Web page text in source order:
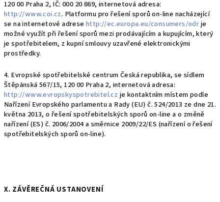
120 00 Praha 2, IČ: 000 20 869, internetová adresa:
http://www.coi.cz. Platformu pro řešení sporů on-line nacházející
se na internetové adresehttp://ec.europa.eu/consumers/odrje
možné využít při řešení sporů mezi prodávajícím a kupujícím, který
je spotřebitelem, z kupní smlouvy uzavřené elektronickými
prostředky.
4. Evropské spotřebitelské centrum Česká republika, se sídlem
Štěpánská 567/15, 120 00 Praha 2, internetová adresa:
http://www.evropskyspotrebitel.cz je kontaktním místem podle
Nařízení Evropského parlamentu a Rady (EU) č. 524/2013 ze dne 21.
května 2013, o řešení spotřebitelských sporů on-line a o změně
nařízení (ES) č. 2006/2004 a směrnice 2009/22/ES (nařízení o řešení
spotřebitelských sporů on-line).
X. ZÁVĚREČNÁ USTANOVENÍ